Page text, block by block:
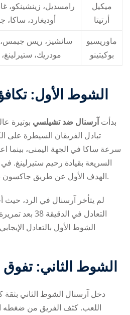
رامسديل، زينشينكو،
أوديغارد،
ميكيل
أرتيتا
سانشيز، ريس جيمس،
مودريك،
ماوريسيو
بوكيتينو
الشوط الأول:
بدأت آرسنال ضد تشيلسي بوتيرة
تبادل الفريقان السيطرة على
سرعة ساكا في الجهة اليمنى، بينما
الهدف الأول عن طريق جاكسون بعد خطأ دفاعي من غابرييل.
لم يتأخر آرسنال في الرد،
التعادل في
الشوط الثاني: تفوق
دخل آرسنال الشوط الثاني
اللعب. كثف الفريق من